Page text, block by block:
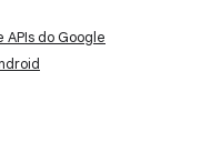
do Google